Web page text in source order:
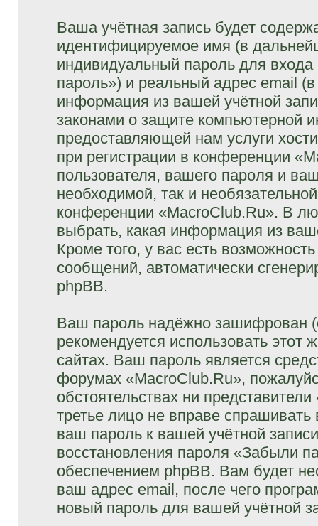
Ваша учётная запись будет
идентифицируемое имя (в
индивидуальный пароль для
пароль») и реальный адрес email
информация из вашей учётной
законами о защите компьютерной
предоставляющей нам услуги
при регистрации в конференции
пользователя, вашего пароля и
необходимой, так и
конференции «MacroClub.Ru». В
выбрать, какая информация из
Кроме того, у вас есть
сообщений, автоматически
phpBB.
Ваш пароль надёжно зашифрован
рекомендуется использовать этот
сайтах. Ваш пароль является
форумах «MacroClub.Ru»,
обстоятельствах ни
третье лицо не вправе
ваш пароль к вашей учётной
восстановления пароля «Забыли
обеспечением phpBB. Вам будет
ваш адрес email, после чего
новый пароль для вашей учётной